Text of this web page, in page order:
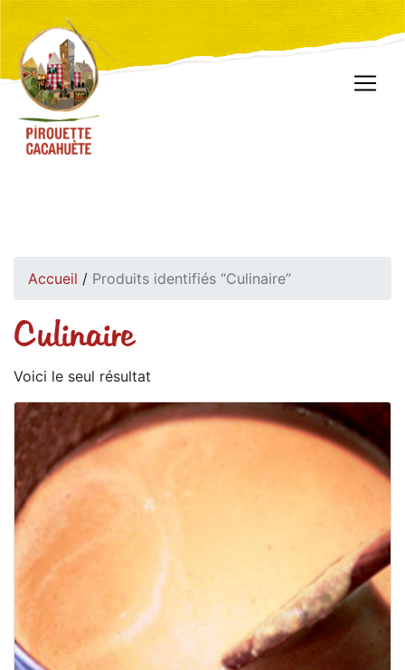
Accueil / Produits identifiés “Culinaire”
Culinaire
Voici le seul résultat